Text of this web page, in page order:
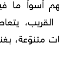
أسوأ ما
متنوّعة،